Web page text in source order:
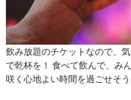
飲み放題のチケットなので、
で乾杯を！ 食べて飲んで、み
咲く心地よい時間を過ごせそう